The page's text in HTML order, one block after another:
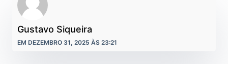
Gustavo Siqueira
EM DEZEMBRO 31, 2025 ÀS 23:21